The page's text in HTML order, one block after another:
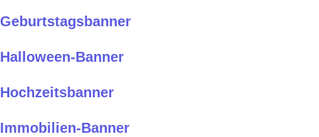
Geburtstagsbanner
Halloween-Banner
Hochzeitsbanner
Immobilien-Banner